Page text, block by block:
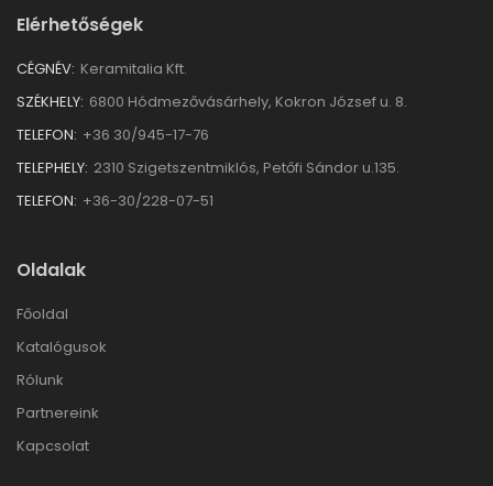
Elérhetőségek
CÉGNÉV: Keramitalia Kft.
SZÉKHELY: 6800 Hódmezővásárhely, Kokron József u. 8.
TELEFON: +36 30/945-17-76
TELEPHELY: 2310 Szigetszentmiklós, Petőfi Sándor u.135.
TELEFON: +36-30/228-07-51
Oldalak
Főoldal
Katalógusok
Rólunk
Partnereink
Kapcsolat